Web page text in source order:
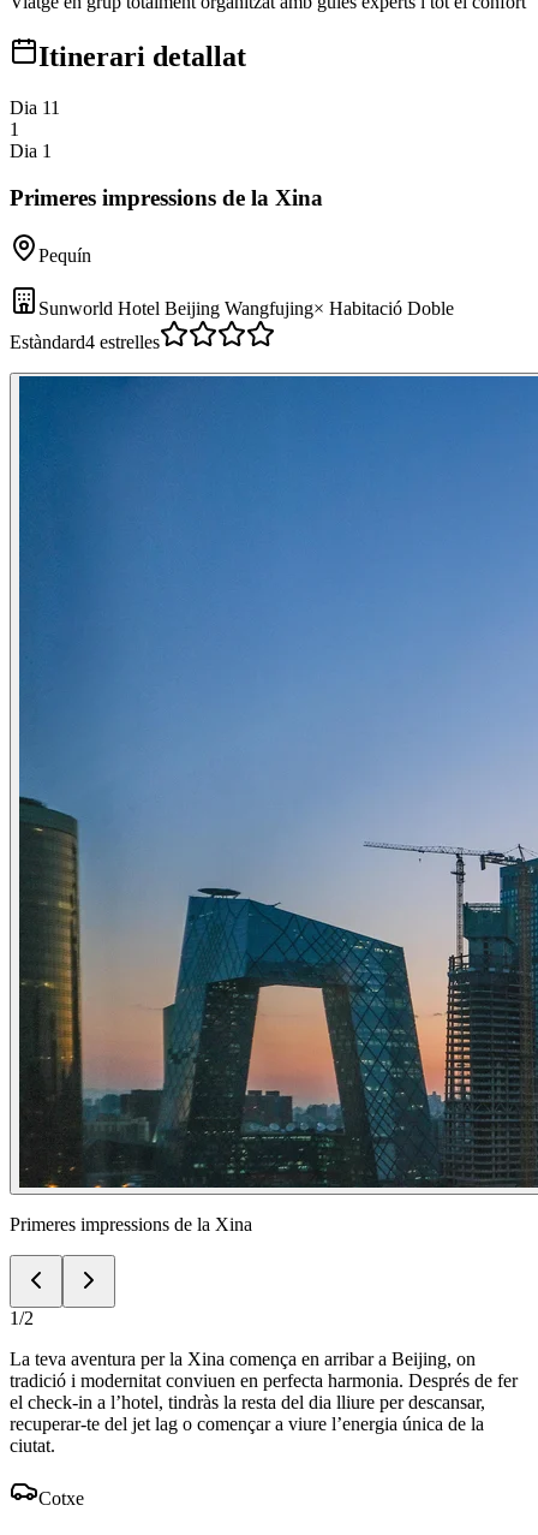
Itinerari detallat
Dia 11
1
Dia 1
Primeres impressions de la Xina
Pequín
Sunworld Hotel Beijing Wangfujing× Habitació Doble
Estàndard4 estrelles
Primeres impressions de la Xina
1/2
La teva aventura per la Xina comença en arribar a Beijing, on
tradició i modernitat conviuen en perfecta harmonia. Després de fer
el check-in a l’hotel, tindràs la resta del dia lliure per descansar,
recuperar-te del jet lag o començar a viure l’energia única de la
ciutat.
Cotxe